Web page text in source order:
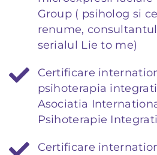
Group ( psiholog si
renume,
serialul Lie to me)
Certificare
psihoterapia
Asociatia
Psihoterapie
Certificare